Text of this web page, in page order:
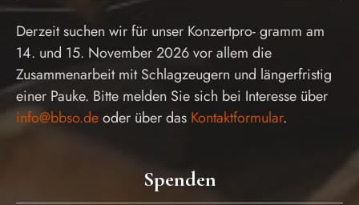
Derzeit suchen wir für unser Konzertpro- gramm am
14. und 15. November 2026 vor allem die
Zusammenarbeit mit Schlagzeugern und längerfristig
einer Pauke. Bitte melden Sie sich bei Interesse über
info@bbso.deoder über das Kontaktformular.
Spenden